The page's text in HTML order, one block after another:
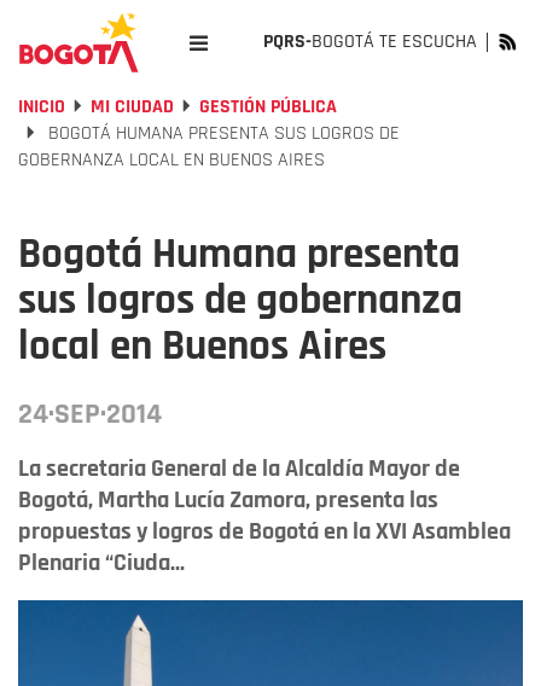
PQRS-BOGOTÁ TE ESCUCHA
INICIO MI CIUDAD
GESTIÓN PÚBLICA
BOGOTÁ HUMANA PRESENTA SUS LOGROS DE
GOBERNANZA LOCAL EN BUENOS AIRES
Bogotá Humana presenta
sus logros de gobernanza
local en Buenos Aires
24·SEP·2014
La secretaria General de la Alcaldía Mayor de
Bogotá, Martha Lucía Zamora, presenta las
propuestas y logros de Bogotá en la XVI Asamblea
Plenaria “Ciuda...